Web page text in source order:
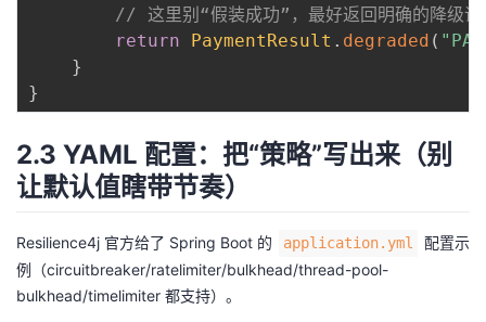
// 这里别“假装成功”，最好返回明确的降级语
return
PaymentResult . degraded (
}
}
2.3 YAML 配置：把“策略”写出来（别
让默认值瞎带节奏）
Resilience4j 官方给了 Spring Boot 的 application.yml
配置示
例（circuitbreaker/ratelimiter/bulkhead/thread-pool-
bulkhead/timelimiter 都支持）。